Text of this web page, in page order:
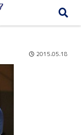
2015.05.18